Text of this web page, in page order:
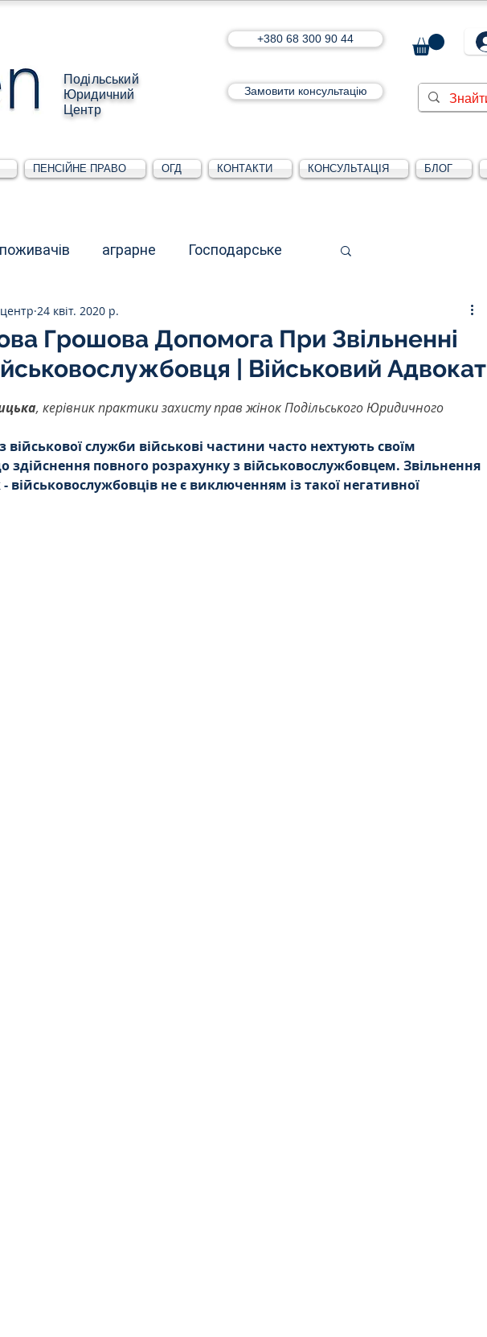
Подільський
Юридичний
Центр
+380 68 300 90 44
Замовити консультацію
ПЕНСІЙНЕ ПРАВО ОГД КОНТАКТИ КОНСУЛЬТАЦІЯ БЛОГ
аграрне Господарське
Для юридичних осіб
Інтелектуальна власність
Корупційне Адміністративі порушення
Грошова Допомога При Звільненні
| Військовий Адвокат
24 квіт. 2020 р.
зірок.
, керівник практики захисту прав жінок Подільського Юридичного
військової служби військові частини часто нехтують своїм
здійснення повного розрахунку з військовослужбовцем. Звільнення
військовослужбовців не є виключенням із такої негативної